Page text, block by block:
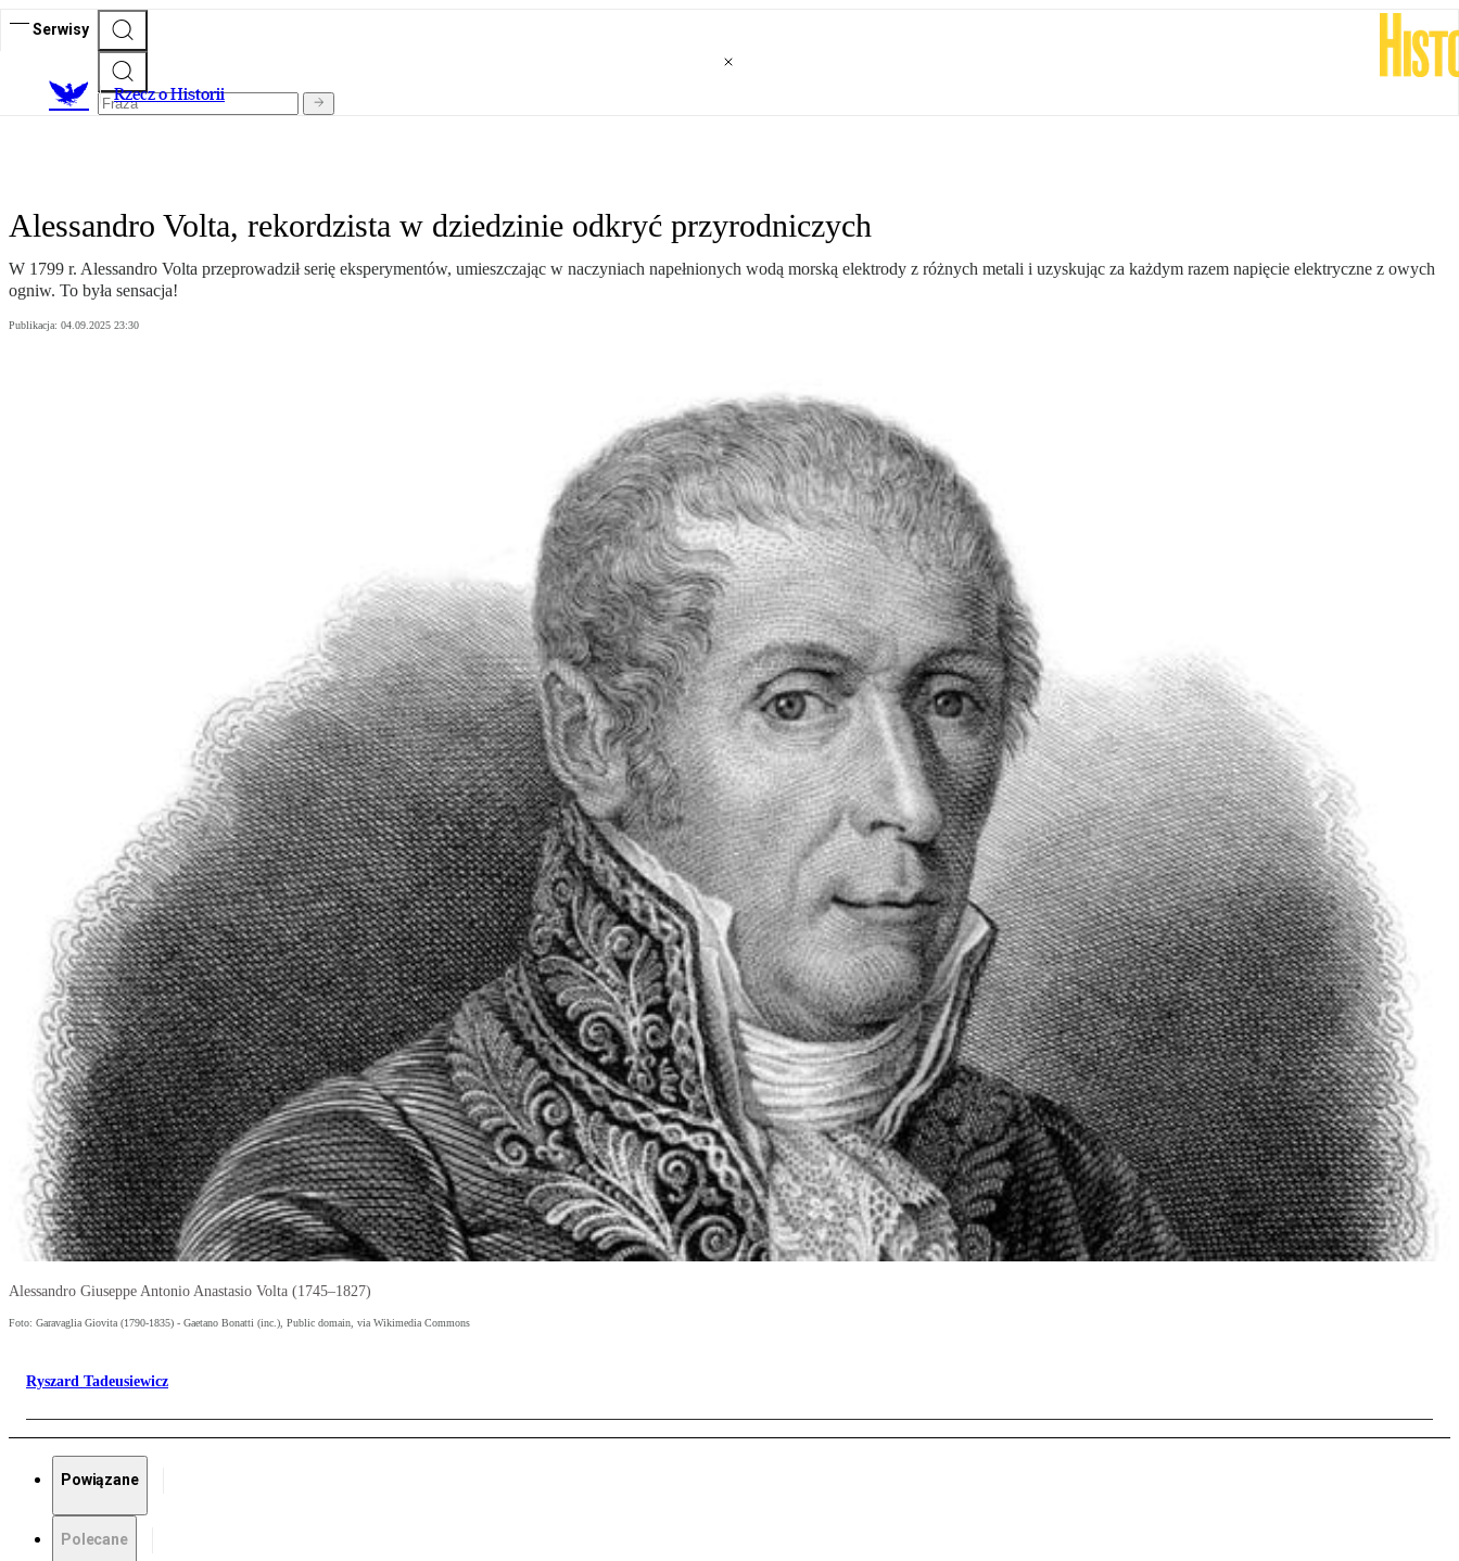
Serwisy
Rzecz o Historii
Alessandro Volta, rekordzista w dziedzinie odkryć przyrodniczych
W 1799 r. Alessandro Volta przeprowadził serię eksperymentów, umieszczając w naczyniach napełnionych wodą morską elektrody z różnych metali i uzyskując za każdym razem napięcie elektryczne z owych
ogniw. To była sensacja!
Publikacja: 04.09.2025 23:30
Alessandro Giuseppe Antonio Anastasio Volta (1745–1827)
Foto: Garavaglia Giovita (1790-1835) - Gaetano Bonatti (inc.), Public domain, via Wikimedia Commons
Ryszard Tadeusiewicz
Powiązane
Polecane